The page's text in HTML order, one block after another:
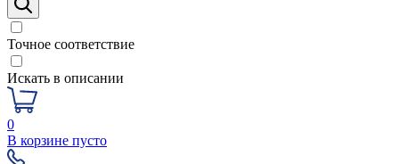
Точное соответствие
Искать в описании
0
В корзине пусто